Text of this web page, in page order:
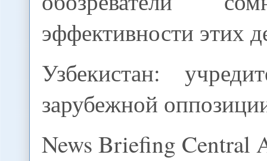
эффективности этих
Узбекистан:
зарубежной
News Briefing Central